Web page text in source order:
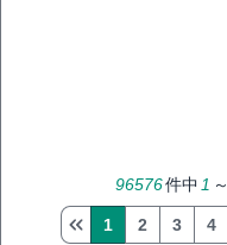
96576件中1 ～
1 2 3 4